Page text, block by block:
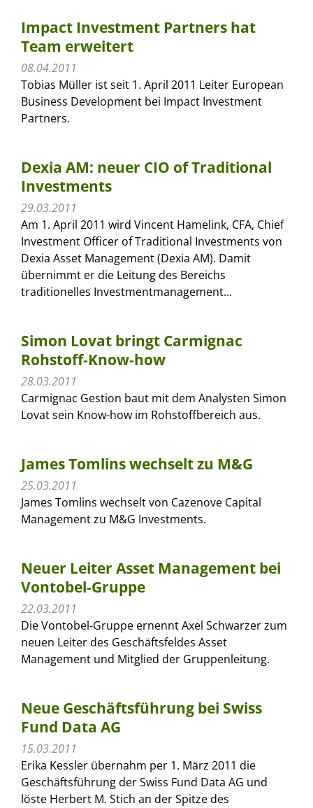
Impact Investment Partners hat
Team erweitert
08.04.2011
Tobias Müller ist seit 1. April 2011 Leiter European
Business Development bei Impact Investment
Partners.
Dexia AM: neuer CIO of Traditional
Investments
29.03.2011
Am 1. April 2011 wird Vincent Hamelink, CFA, Chief
Investment Officer of Traditional Investments von
Dexia Asset Management (Dexia AM). Damit
übernimmt er die Leitung des Bereichs
traditionelles Investmentmanagement...
Simon Lovat bringt Carmignac
Rohstoff-Know-how
28.03.2011
Carmignac Gestion baut mit dem Analysten Simon
Lovat sein Know-how im Rohstoffbereich aus.
James Tomlins wechselt zu M&G
25.03.2011
James Tomlins wechselt von Cazenove Capital
Management zu M&G Investments.
Neuer Leiter Asset Management bei
Vontobel-Gruppe
22.03.2011
Die Vontobel-Gruppe ernennt Axel Schwarzer zum
neuen Leiter des Geschäftsfeldes Asset
Management und Mitglied der Gruppenleitung.
Neue Geschäftsführung bei Swiss
Fund Data AG
15.03.2011
Erika Kessler übernahm per 1. März 2011 die
Geschäftsführung der Swiss Fund Data AG und
löste Herbert M. Stich an der Spitze des